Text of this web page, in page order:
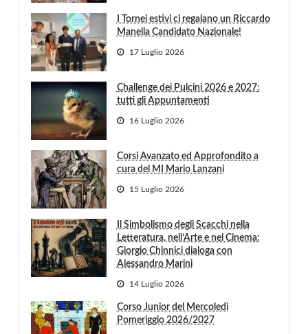
I Tornei estivi ci regalano un Riccardo
Manella Candidato Nazionale!
17 Luglio 2026
Challenge dei Pulcini 2026 e 2027:
tutti gli Appuntamenti
16 Luglio 2026
Corsi Avanzato ed Approfondito a
cura del MI Mario Lanzani
15 Luglio 2026
Il Simbolismo degli Scacchi nella
Letteratura, nell’Arte e nel Cinema:
Giorgio Chinnici dialoga con
Alessandro Marini
14 Luglio 2026
Corso Junior del Mercoledì
Pomeriggio 2026/2027